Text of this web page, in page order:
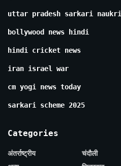
uttar pradesh sarkari naukri
bollywood news hindi
hindi cricket news
iran israel war
cm yogi news today
sarkari scheme 2025
Categories
अंतर्राष्ट्रीय
चंदौली